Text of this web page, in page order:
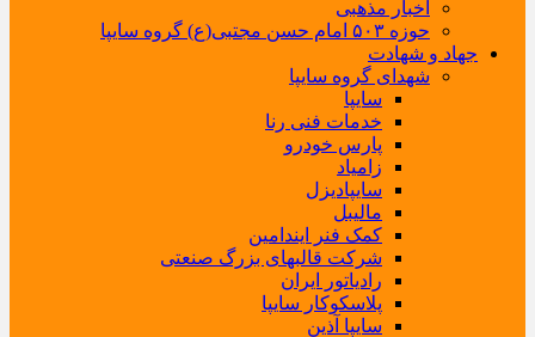
اخبار مذهبی
حوزه ۵۰۳ امام حسن مجتبی(ع) گروه سایپا
جهاد و شهادت
شهدای گروه سایپا
سایپا
خدمات فنی رنا
پارس خودرو
زامیاد
سایپادیزل
مالیبل
کمک فنر ایندامین
شرکت قالبهای بزرگ صنعتی
رادیاتور ایران
پلاسکوکار سایپا
سایپا آذین